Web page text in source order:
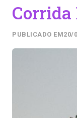
PUBLICADO EM20/